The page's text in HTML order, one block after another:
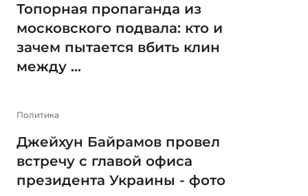
Топорная пропаганда из
московского подвала: кто и
зачем пытается вбить клин
между ...
Политика
Джейхун Байрамов провел
встречу с главой офиса
президента Украины - фото